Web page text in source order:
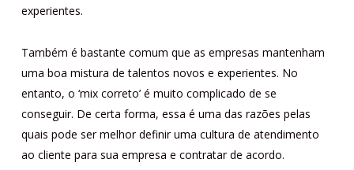
experientes.
Também é bastante comum que as empresas mantenham
uma boa mistura de talentos novos e experientes. No
entanto, o ‘mix correto’ é muito complicado de se
conseguir. De certa forma, essa é uma das razões pelas
quais pode ser melhor definir uma cultura de atendimento
ao cliente para sua empresa e contratar de acordo.